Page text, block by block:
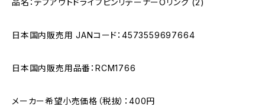
品名：デフアウトドライブピンリテーナーOリング (2)
日本国内販売用 JANコード：4573559697664
日本国内販売用品番：RCM1766
メーカー希望小売価格（税抜）：400円